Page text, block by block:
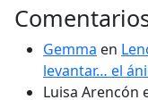
Gemma en
levantar… el
Luisa Arencón